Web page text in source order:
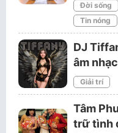
Đời sống
Tin nóng
DJ
âm
Giải trí
Tâm
trữ tình